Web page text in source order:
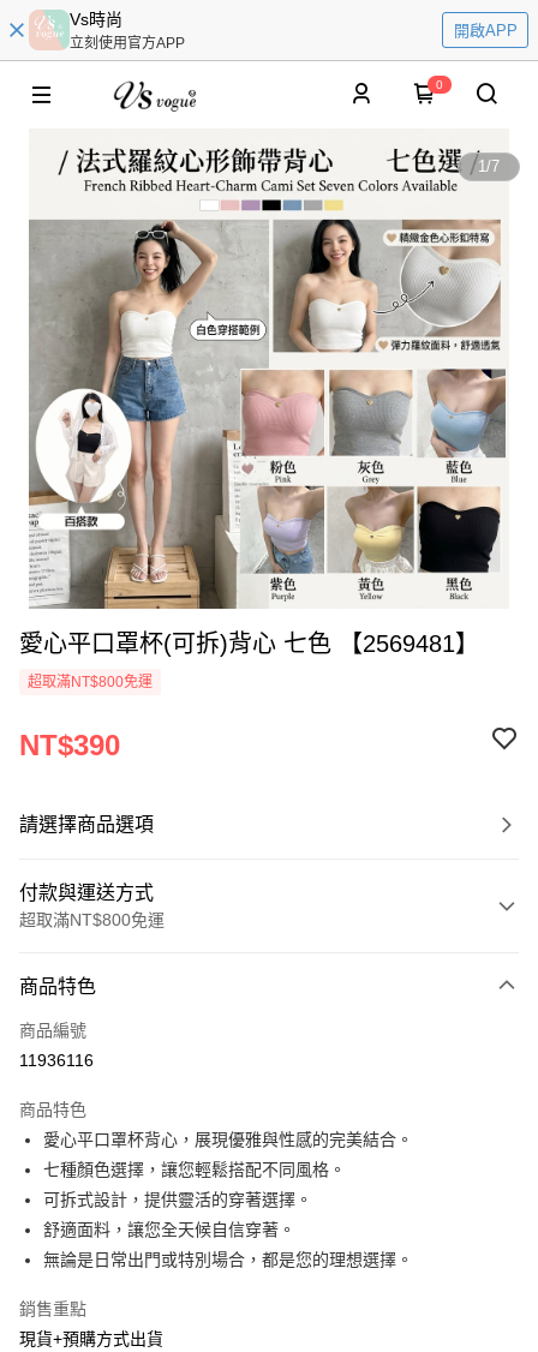
Vs時尚
立刻使用官方APP
開啟APP
0
1/7
愛心平口罩杯(可拆)背心 七色 【2569481】
超取滿NT$800免運
NT$390
請選擇商品選項
付款與運送方式
超取滿NT$800免運
信用卡一次付款
超商取貨付款
Apple Pay
街口支付
悠遊付
Google Pay
AFTEE先享後付
相關說明
商品特色
商品編號
11936116
商品特色
愛心平口罩杯背心，展現優雅與性感的完美結合。
七種顏色選擇，讓您輕鬆搭配不同風格。
可拆式設計，提供靈活的穿著選擇。
舒適面料，讓您全天候自信穿著。
無論是日常出門或特別場合，都是您的理想選擇。
銷售重點
現貨+預購方式出貨